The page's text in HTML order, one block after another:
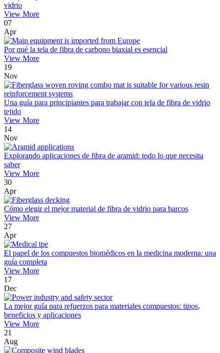
vidrio
View More
07
Apr
Por qué la tela de fibra de carbono biaxial es esencial
View More
19
Nov
Una guía para principiantes para trabajar con tela de fibra de vidrio
tejido
View More
14
Nov
Explorando aplicaciones de fibra de aramid: todo lo que necesita
saber
View More
30
Apr
Cómo elegir el mejor material de fibra de vidrio para barcos
View More
27
Apr
El papel de los compuestos biomédicos en la medicina moderna: una
guía completa
View More
17
Dec
La mejor guía para refuerzos para materiales compuestos: tipos,
beneficios y aplicaciones
View More
21
Aug